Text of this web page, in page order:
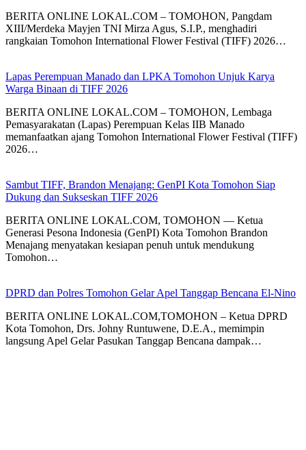
BERITA ONLINE LOKAL.COM – ​TOMOHON, Pangdam
XIII/Merdeka Mayjen TNI Mirza Agus, S.I.P., menghadiri
rangkaian Tomohon International Flower Festival (TIFF) 2026…
Lapas Perempuan Manado dan LPKA Tomohon Unjuk Karya
Warga Binaan di TIFF 2026
BERITA ONLINE LOKAL.COM – ​TOMOHON, Lembaga
Pemasyarakatan (Lapas) Perempuan Kelas IIB Manado
memanfaatkan ajang Tomohon International Flower Festival (TIFF)
2026…
Sambut TIFF, Brandon Menajang: ​GenPI Kota Tomohon Siap
Dukung dan Sukseskan TIFF 2026
BERITA ONLINE LOKAL.COM, TOMOHON — Ketua
Generasi Pesona Indonesia (GenPI) Kota Tomohon Brandon
Menajang menyatakan kesiapan penuh untuk mendukung
Tomohon…
DPRD dan Polres Tomohon Gelar Apel Tanggap Bencana El-Nino
BERITA ONLINE LOKAL.COM,TOMOHON – Ketua DPRD
Kota Tomohon, Drs. Johny Runtuwene, D.E.A., memimpin
langsung Apel Gelar Pasukan Tanggap Bencana dampak…